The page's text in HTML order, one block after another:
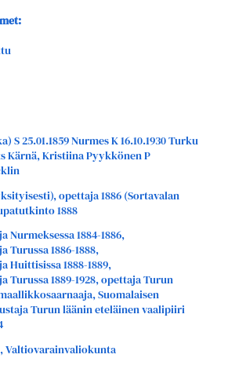
S 25.01.1859 Nurmes K 16.10.1930 Turku
Kärnä, Kristiina Pyykkönen P
opettaja 1886 (Sortavalan
1888
1884-1886,
1886-1888,
Huittisissa 1888-1889,
Turussa 1889-1928, opettaja Turun
Suomalaisen
Turun läänin eteläinen vaalipiiri
Valtiovarainvaliokunta